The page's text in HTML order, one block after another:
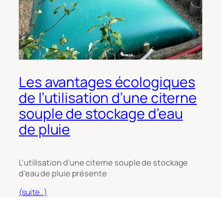
Les avantages écologiques
de l’utilisation d’une citerne
souple de stockage d’eau
de pluie
L’utilisation d’une citerne souple de stockage
d’eau de pluie présente
(suite…)